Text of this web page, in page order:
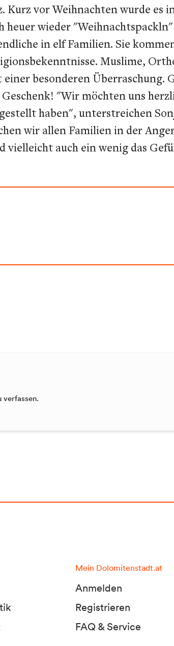
vor Weihnachten wurde es
heuer wieder
in elf Familien. Sie
Muslime,
besonderen
"Wir möchten uns
haben", unterstreichen
wir allen Familien in der
auch ein wenig das
verfassen.
Mein Dolomitenstadt.at
Anmelden
Registrieren
FAQ & Service